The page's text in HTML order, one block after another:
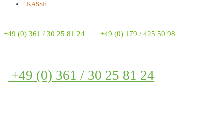
KASSE
+49 (0) 361 / 30 25 81 24 +49 (0) 179 / 425 50 98
+49 (0) 361 / 30 25 81 24